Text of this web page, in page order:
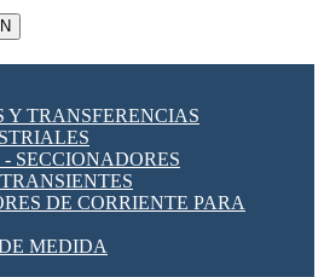
Y TRANSFERENCIAS
SECCIONADORES
DE CORRIENTE PARA
MEDIDA